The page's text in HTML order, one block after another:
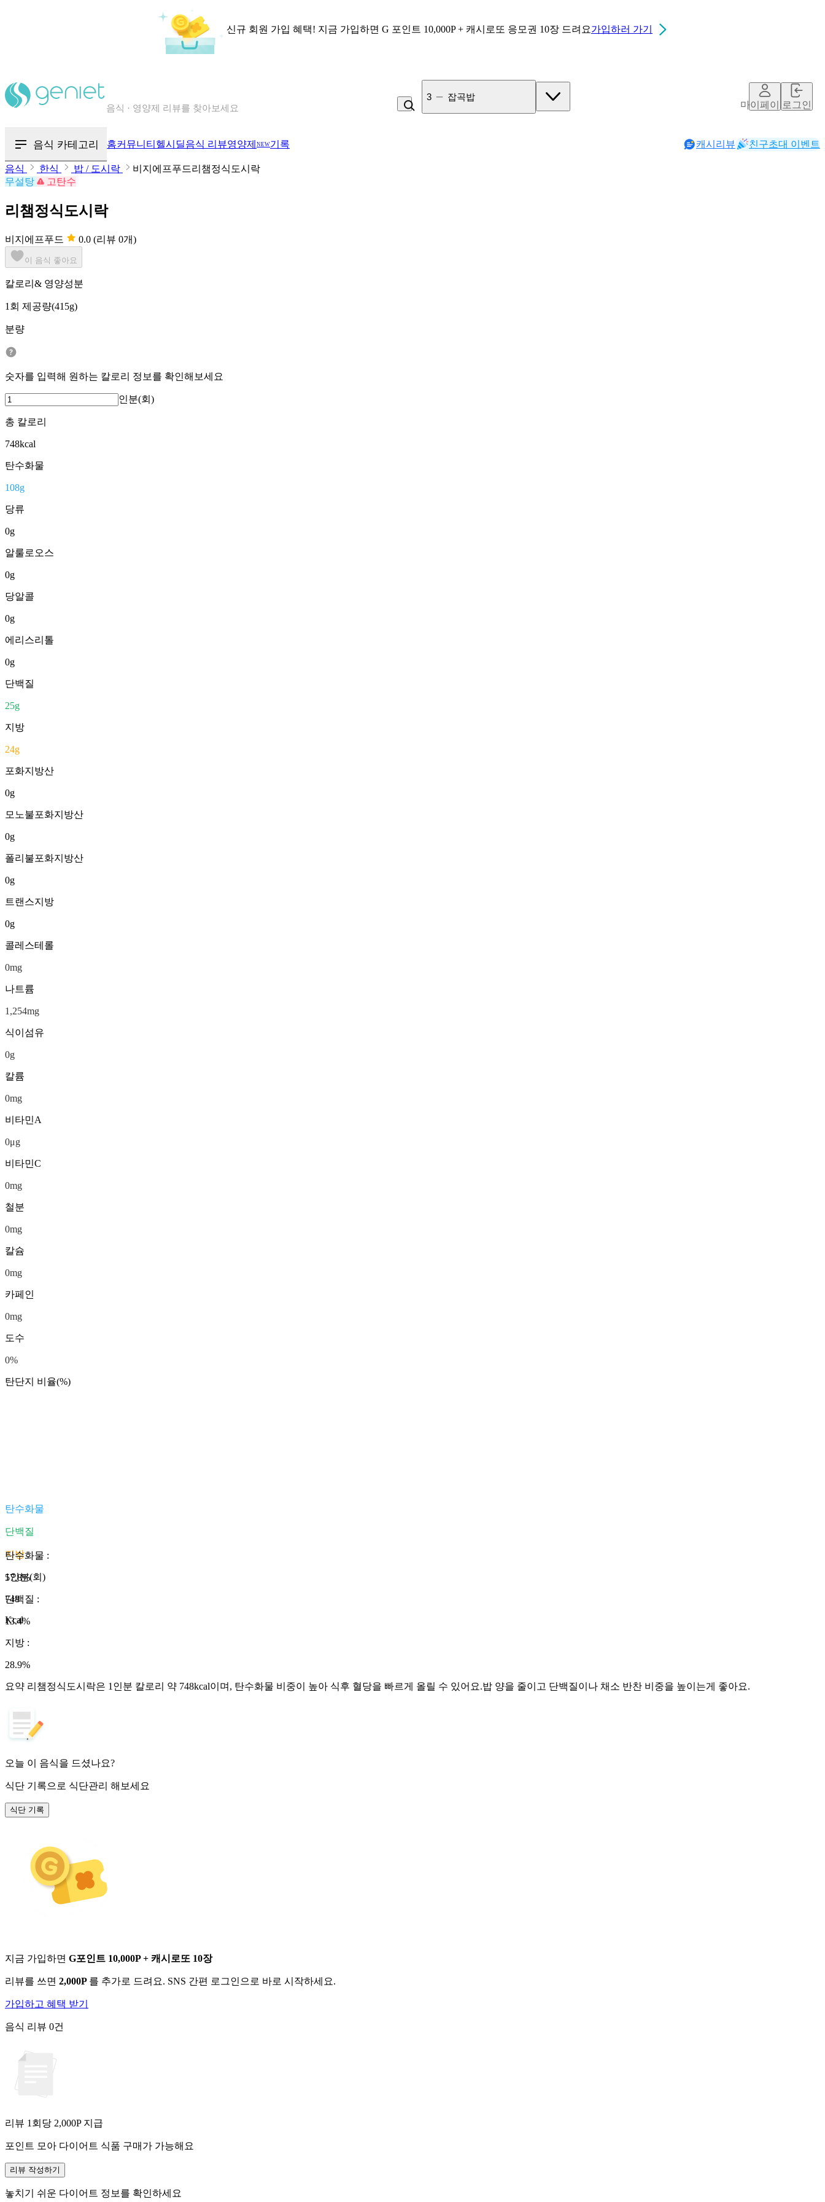
신규 회원 가입 혜택! 지금 가입하면 G 포인트 10,000P + 캐시로또 응모권 10장 드려요가입하러 가기
칼로리와 영양성분을 검색해보세요
3 잡곡밥
마이페이지로그인
음식 카테고리 홈커뮤니티 헬시딜음식 리뷰영양제 NEW기록 캐시리뷰 친구초대 이벤트
음식 한식 밥 / 도시락
비지에프푸드리챔정식도시락
무설탕
고탄수
리챔정식도시락
비지에프푸드 0.0 (리뷰 0개)
이 음식 좋아요
칼로리& 영양성분
1회 제공량(415g)
분량
숫자를 입력해 원하는 칼로리 정보를 확인해보세요
인분(회)
총 칼로리
748kcal
탄수화물
108g
당류
0g
알룰로오스
0g
당알콜
0g
에리스리톨
0g
단백질
25g
지방
24g
포화지방산
0g
모노불포화지방산
0g
폴리불포화지방산
0g
트랜스지방
0g
콜레스테롤
0mg
나트륨
1,254mg
식이섬유
0g
칼륨
0mg
비타민A
0μg
비타민C
0mg
철분
0mg
칼슘
0mg
카페인
0mg
도수
0%
탄단지 비율(%)
탄수화물
단백질
지방
1인분(회)
748
Kcal
탄수화물 :
57.8%
단백질 :
13.4%
지방 :
28.9%
요약 리챔정식도시락은 1인분 칼로리 약 748kcal이며, 탄수화물 비중이 높아 식후 혈당을 빠르게 올릴 수 있어요.밥 양을 줄이고 단백질이나 채소 반찬 비중을 높이는게 좋아요.
오늘 이 음식을 드셨나요?
식단 기록으로 식단관리 해보세요
식단 기록
지금 가입하면 G포인트 10,000P + 캐시로또 10장
리뷰를 쓰면 2,000P 를 추가로 드려요. SNS 간편 로그인으로 바로 시작하세요.
가입하고 혜택 받기
음식 리뷰 0건
리뷰 1회당 2,000P 지급
포인트 모아 다이어트 식품 구매가 가능해요
리뷰 작성하기
놓치기 쉬운 다이어트 정보를 확인하세요